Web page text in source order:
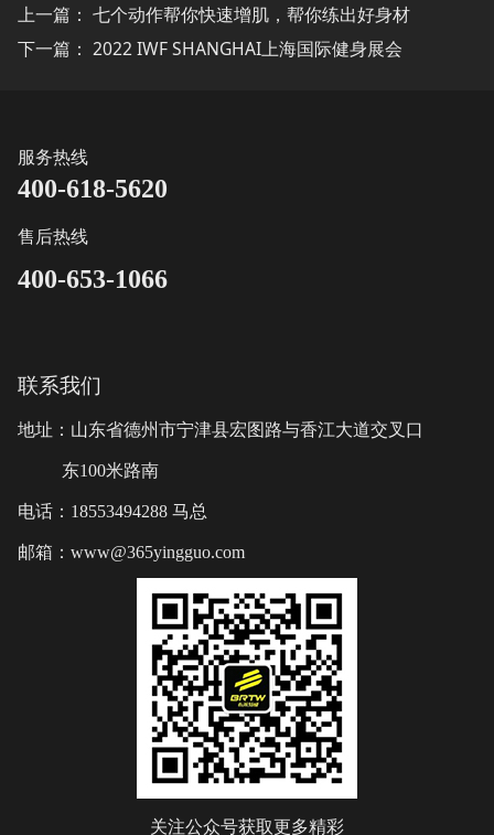
上一篇： 七个动作帮你快速增肌，帮你练出好身材
下一篇： 2022 IWF SHANGHAI上海国际健身展会
服务热线
400-618-5620
售后热线
400-653-1066
联系我们
地址：山东省德州市宁津县宏图路与香江大道交叉口
东100米路南
电话：18553494288 马总
邮箱：www@365yingguo.com
关注公众号获取更多精彩